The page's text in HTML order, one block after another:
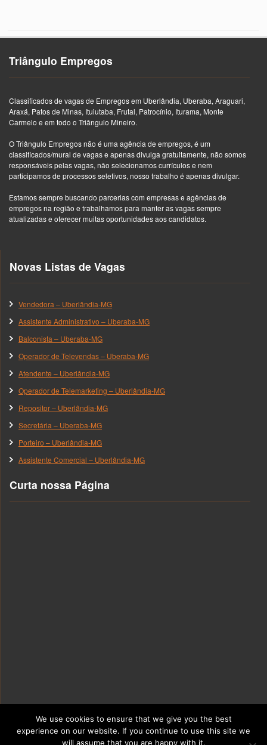
Triângulo Empregos
Classificados de vagas de Empregos em Uberlândia, Uberaba, Araguari,
Araxá, Patos de Minas, Ituiutaba, Frutal, Patrocínio, Iturama, Monte
Carmelo e em todo o Triângulo Mineiro.
O Triângulo Empregos não é uma agência de empregos, é um
classificados/mural de vagas e apenas divulga gratuitamente, não somos
responsáveis pelas vagas, não selecionamos currículos e nem
participamos de processos seletivos, nosso trabalho é apenas divulgar.
Estamos sempre buscando parcerias com empresas e agências de
empregos na região e trabalhamos para manter as vagas sempre
atualizadas e oferecer muitas oportunidades aos candidatos.
Novas Listas de Vagas
Vendedora – Uberlândia-MG
Assistente Administrativo – Uberaba-MG
Balconista – Uberaba-MG
Operador de Televendas – Uberaba-MG
Atendente – Uberlândia-MG
Operador de Telemarketing – Uberlândia-MG
Repositor – Uberlândia-MG
Secretária – Uberaba-MG
Porteiro – Uberlândia-MG
Assistente Comercial – Uberlândia-MG
Curta nossa Página
We use cookies to ensure that we give you the best
experience on our website. If you continue to use this site we
will assume that you are happy with it.